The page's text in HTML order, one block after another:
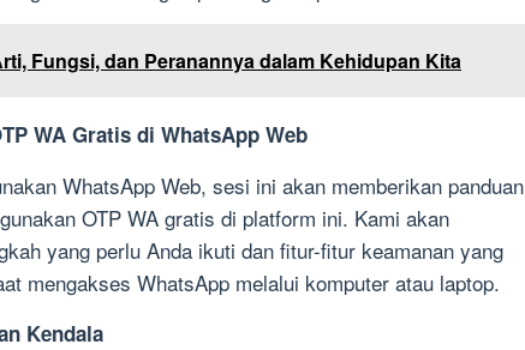
Fungsi, dan Peranannya dalam Kehidupan Kita
WA Gratis di WhatsApp Web
WhatsApp Web, sesi ini akan memberikan panduan
OTP WA gratis di platform ini. Kami akan
yang perlu Anda ikuti dan fitur-fitur keamanan yang
mengakses WhatsApp melalui komputer atau laptop.
Kendala